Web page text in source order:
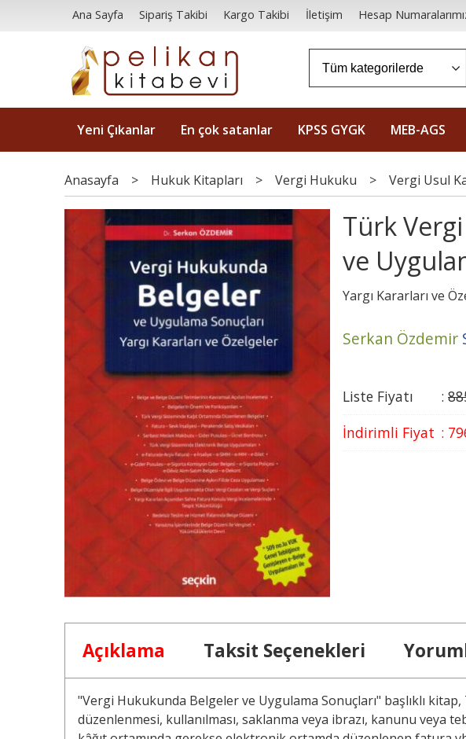
Ana Sayfa Sipariş Takibi Kargo Takibi İletişim Hesap
Yeni Çıkanlar En çok satanlar KPSS GYGK MEB-AGS
Anasayfa > Hukuk Kitapları > Vergi Hukuku > Vergi Usul
Türk
ve
Yargı Kararları ve
Serkan Özdemir
Liste Fiyatı :
İndirimli Fiyat :
Açıklama Taksit Seçenekleri
"Vergi Hukukunda Belgeler ve Uygulama Sonuçları" başlıklı
düzenlenmesi, kullanılması, saklanma veya ibrazı, kanunu veya